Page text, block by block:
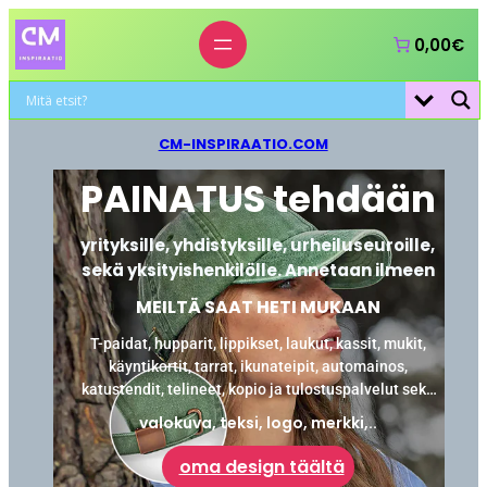
0,00€
CM-INSPIRAATIO.COM
PAINATUS tehdään
yrityksille, yhdistyksille, urheiluseuroille,
sekä yksityishenkilölle. Annetaan ilmeen
MEILTÄ SAAT HETI MUKAAN
T-paidat, hupparit, lippikset, laukut, kassit, mukit,
käyntikortit, tarrat, ikunateipit, automainos,
katustendit, telineet, kopio ja tulostuspalvelut sekä
laminointi.
valokuva, teksi, logo, merkki,..
oma design täältä